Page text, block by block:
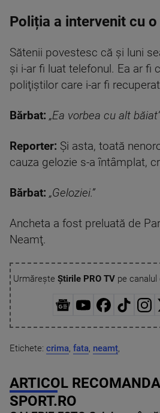
Poliția a intervenit cu
Sătenii povestesc că şi luni
şi i-ar fi luat telefonul. Ea ar fi
poliţiştilor care i-ar fi
Bărbat: „Ea vorbea cu alt
Reporter: Şi asta, toată
cauza gelozie s-a întâmplat,
Bărbat: „Geloziei.”
Ancheta a fost preluată de
Neamţ.
Urmărește Știrile PRO TVpe canalul
Etichete: crima, fata, neamț,
ARTICOL
SPORT.RO